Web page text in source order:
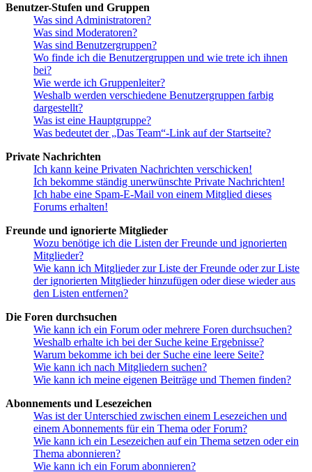
Benutzer-Stufen und Gruppen
Was sind Administratoren?
Was sind Moderatoren?
Was sind Benutzergruppen?
Wo finde ich die Benutzergruppen und wie trete ich ihnen
bei?
Wie werde ich Gruppenleiter?
Weshalb werden verschiedene Benutzergruppen farbig
dargestellt?
Was ist eine Hauptgruppe?
Was bedeutet der „Das Team“-Link auf der Startseite?
Private Nachrichten
Ich kann keine Privaten Nachrichten verschicken!
Ich bekomme ständig unerwünschte Private Nachrichten!
Ich habe eine Spam-E-Mail von einem Mitglied dieses
Forums erhalten!
Freunde und ignorierte Mitglieder
Wozu benötige ich die Listen der Freunde und ignorierten
Mitglieder?
Wie kann ich Mitglieder zur Liste der Freunde oder zur Liste
der ignorierten Mitglieder hinzufügen oder diese wieder aus
den Listen entfernen?
Die Foren durchsuchen
Wie kann ich ein Forum oder mehrere Foren durchsuchen?
Weshalb erhalte ich bei der Suche keine Ergebnisse?
Warum bekomme ich bei der Suche eine leere Seite?
Wie kann ich nach Mitgliedern suchen?
Wie kann ich meine eigenen Beiträge und Themen finden?
Abonnements und Lesezeichen
Was ist der Unterschied zwischen einem Lesezeichen und
einem Abonnements für ein Thema oder Forum?
Wie kann ich ein Lesezeichen auf ein Thema setzen oder ein
Thema abonnieren?
Wie kann ich ein Forum abonnieren?